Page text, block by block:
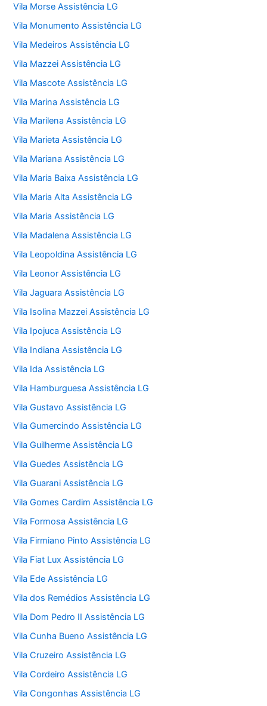
Vila Morse Assistência LG
Vila Monumento Assistência LG
Vila Medeiros Assistência LG
Vila Mazzei Assistência LG
Vila Mascote Assistência LG
Vila Marina Assistência LG
Vila Marilena Assistência LG
Vila Marieta Assistência LG
Vila Mariana Assistência LG
Vila Maria Baixa Assistência LG
Vila Maria Alta Assistência LG
Vila Maria Assistência LG
Vila Madalena Assistência LG
Vila Leopoldina Assistência LG
Vila Leonor Assistência LG
Vila Jaguara Assistência LG
Vila Isolina Mazzei Assistência LG
Vila Ipojuca Assistência LG
Vila Indiana Assistência LG
Vila Ida Assistência LG
Vila Hamburguesa Assistência LG
Vila Gustavo Assistência LG
Vila Gumercindo Assistência LG
Vila Guilherme Assistência LG
Vila Guedes Assistência LG
Vila Guarani Assistência LG
Vila Gomes Cardim Assistência LG
Vila Formosa Assistência LG
Vila Firmiano Pinto Assistência LG
Vila Fiat Lux Assistência LG
Vila Ede Assistência LG
Vila dos Remédios Assistência LG
Vila Dom Pedro II Assistência LG
Vila Cunha Bueno Assistência LG
Vila Cruzeiro Assistência LG
Vila Cordeiro Assistência LG
Vila Congonhas Assistência LG